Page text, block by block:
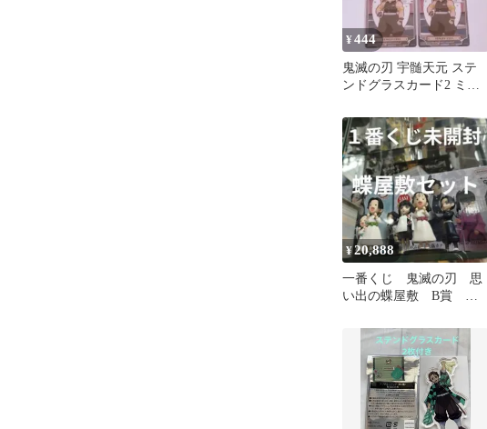
¥444
鬼滅の刃 宇髄天元 ステ
ンドグラスカード2 ミニ
¥20,888
一番くじ 鬼滅の刃 思
い出の蝶屋敷 B賞 ラ